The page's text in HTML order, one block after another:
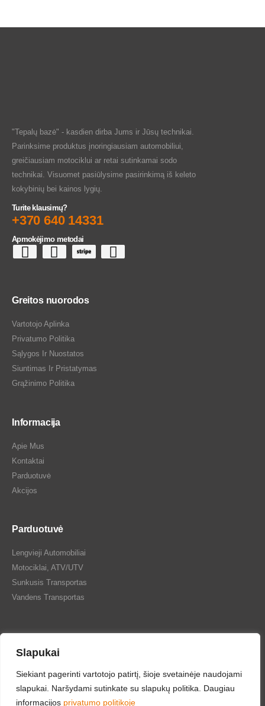
Slapukai
Siekiant pagerinti vartotojo patirtį, šioje svetainėje naudojami
slapukai. Naršydami sutinkate su slapukų politika. Daugiau
informacijos privatumo politikoje
"Tepalų bazė" - kasdien dirba Jums ir Jūsų technikai.
Parinksime produktus įnoringiausiam automobiliui,
greičiausiam motociklui ar retai sutinkamai sodo
technikai. Visuomet pasiūlysime pasirinkimą iš keleto
kokybinių bei kainos lygių.
Turite klausimų?
+370 640 14331
Apmokėjimo metodai
Greitos nuorodos
Vartotojo Aplinka
Privatumo Politika
Sąlygos Ir Nuostatos
Siuntimas Ir Pristatymas
Grąžinimo Politika
Informacija
Apie Mus
Kontaktai
Parduotuvė
Akcijos
Parduotuvė
Lengvieji Automobiliai
Motociklai, ATV/UTV
Sunkusis Transportas
Vandens Transportas
Tepalų Bazė © 2024 Visos teisės saugomos